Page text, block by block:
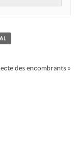
des encombrants »